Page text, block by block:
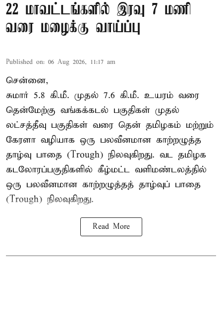
22 மாவட்டங்களில் இரவு 7 மணி
வரை மழைக்கு வாய்ப்பு
Published on: 06 Aug 2026, 11:17 am
சென்னை,
சுமார் 5.8 கி.மீ. முதல் 7.6 கி.மீ. உயரம் வரை
தென்மேற்கு வங்கக்கடல் பகுதிகள் முதல்
லட்சத்தீவு பகுதிகள் வரை தென் தமிழகம் மற்றும்
கேரளா வழியாக ஒரு பலவீனமான காற்றழுத்த
தாழ்வு பாதை (Trough) நிலவுகிறது. வட தமிழக
கடலோரப்பகுதிகளில் கீழ்மட்ட வளிமண்டலத்தில்
ஒரு பலவீனமான காற்றழுத்தத் தாழ்வுப் பாதை
(Trough) நிலவுகிறது.
Read More